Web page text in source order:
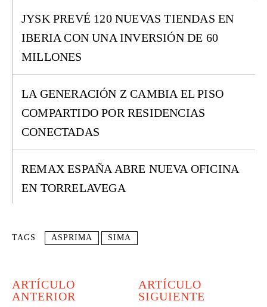
JYSK PREVÉ 120 NUEVAS TIENDAS EN
IBERIA CON UNA INVERSIÓN DE 60
MILLONES
LA GENERACIÓN Z CAMBIA EL PISO
COMPARTIDO POR RESIDENCIAS
CONECTADAS
REMAX ESPAÑA ABRE NUEVA OFICINA
EN TORRELAVEGA
TAGS ASPRIMA SIMA
ARTÍCULO
ANTERIOR
ARTÍCULO
SIGUIENTE